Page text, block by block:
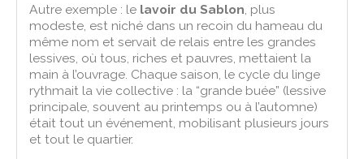
Autre exemple : le lavoir du Sablon, plus
modeste, est niché dans un recoin du hameau du
même nom et servait de relais entre les grandes
lessives, où tous, riches et pauvres, mettaient la
main à l’ouvrage. Chaque saison, le cycle du linge
rythmait la vie collective : la “grande buée” (lessive
principale, souvent au printemps ou à l’automne)
était tout un événement, mobilisant plusieurs jours
et tout le quartier.